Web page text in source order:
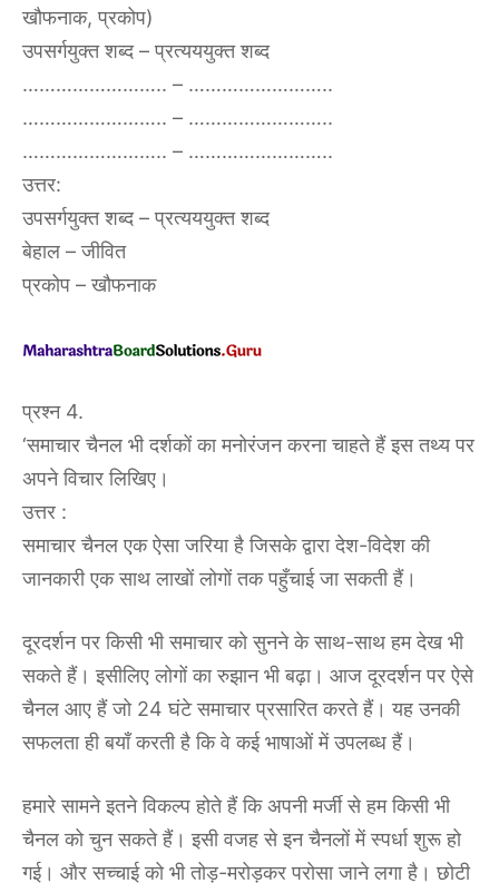
खौफनाक, प्रकोप)
उपसर्गयुक्त शब्द – प्रत्यययुक्त शब्द
…………………….. – ……………………..
…………………….. – ……………………..
…………………….. – ……………………..
उत्तर:
उपसर्गयुक्त शब्द – प्रत्यययुक्त शब्द
बेहाल – जीवित
प्रकोप – खौफनाक
प्रश्न 4.
‘समाचार चैनल भी दर्शकों का मनोरंजन करना चाहते हैं इस तथ्य पर
अपने विचार लिखिए।
उत्तर :
समाचार चैनल एक ऐसा जरिया है जिसके द्वारा देश-विदेश की
जानकारी एक साथ लाखों लोगों तक पहुँचाई जा सकती हैं।
दूरदर्शन पर किसी भी समाचार को सुनने के साथ-साथ हम देख भी
सकते हैं। इसीलिए लोगों का रुझान भी बढ़ा। आज दूरदर्शन पर ऐसे
चैनल आए हैं जो 24 घंटे समाचार प्रसारित करते हैं। यह उनकी
सफलता ही बयाँ करती है कि वे कई भाषाओं में उपलब्ध हैं।
हमारे सामने इतने विकल्प होते हैं कि अपनी मर्जी से हम किसी भी
चैनल को चुन सकते हैं। इसी वजह से इन चैनलों में स्पर्धा शुरू हो
गई। और सच्चाई को भी तोड़-मरोड़कर परोसा जाने लगा है। छोटी